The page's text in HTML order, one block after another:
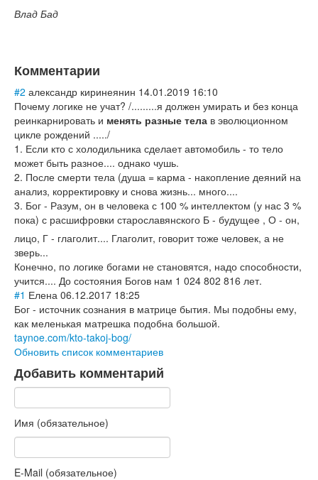
Влад Бад
Комментарии
#2 александр киринеянин 14.01.2019 16:10
Почему логике не учат? /.........я должен умирать и без конца
реинкарнировать и менять разные тела в эволюционном
цикле рождений ...../
1. Если кто с холодильника сделает автомобиль - то тело
может быть разное.... однако чушь.
2. После смерти тела (душа = карма - накопление деяний на
анализ, корректировку и снова жизнь... много....
3. Бог - Разум, он в человека с 100 % интеллектом (у нас 3 %
пока) с расшифровки старославянского Б - будущее , О - он,
лицо, Г - глаголит.... Глаголит, говорит тоже человек, а не
зверь...
Конечно, по логике богами не становятся, надо способности,
учится.... До состояния Богов нам 1 024 802 816 лет.
#1 Елена 06.12.2017 18:25
Бог - источник сознания в матрице бытия. Мы подобны ему,
как меленькая матрешка подобна большой.
taynoe.com/kto-takoj-bog/
Обновить список комментариев
Добавить комментарий
Имя (обязательное)
E-Mail (обязательное)